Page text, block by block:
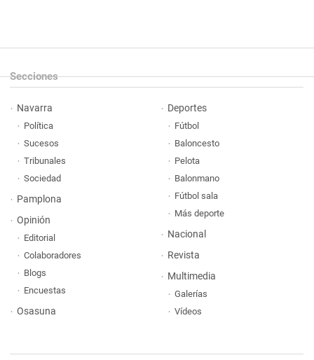
Secciones
Navarra
Política
Sucesos
Tribunales
Sociedad
Pamplona
Opinión
Editorial
Colaboradores
Blogs
Encuestas
Osasuna
Deportes
Fútbol
Baloncesto
Pelota
Balonmano
Fútbol sala
Más deporte
Nacional
Revista
Multimedia
Galerías
Vídeos